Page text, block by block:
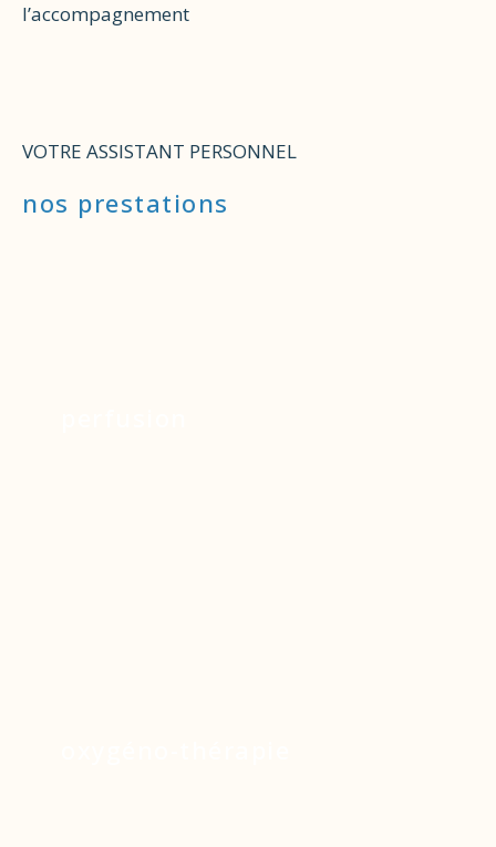
l’accompagnement
VOTRE ASSISTANT PERSONNEL
nos prestations